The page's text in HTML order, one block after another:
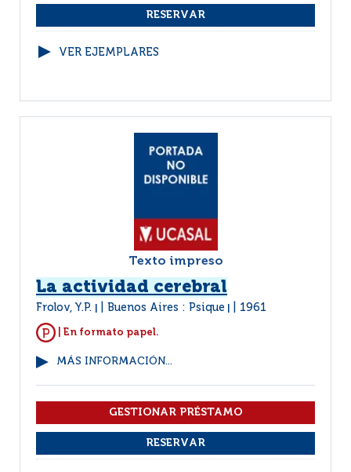
VER EJEMPLARES
Texto impreso
La actividad cerebral
Frolov, Y.P. Buenos Aires : Psique 1961
| En formato papel.
MÁS INFORMACIÓN...